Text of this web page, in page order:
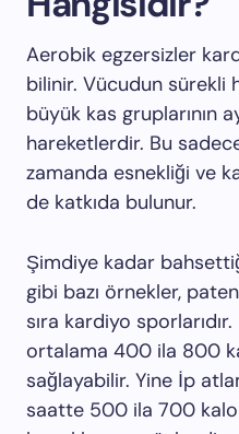
Aerobik egzersizler
bilinir. Vücudun sürekli
büyük kas gruplarının
hareketlerdir. Bu
zamanda esnekliği ve
de katkıda bulunur.
Şimdiye kadar
gibi bazı örnekler,
sıra kardiyo
ortalama 400 ila 800
sağlayabilir. Yine İp
saatte 500 ila 700